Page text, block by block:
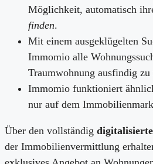
Möglichkeit, automatisch
finden.
Mit einem ausgeklügelten
Immomio alle
Traumwohnung ausfindig zu
Immomio funktioniert
nur auf dem
Über den vollständig
der Immobilienvermittlung